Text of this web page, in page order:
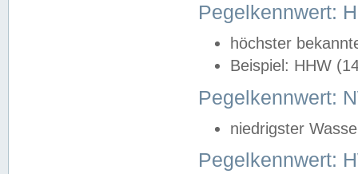
Pegelkennwert:
höchster
Beispiel: HHW
Pegelkennwert:
niedrigster
Pegelkennwert: